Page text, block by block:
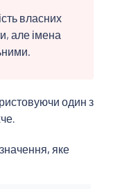
власних
але імена
один з
яке